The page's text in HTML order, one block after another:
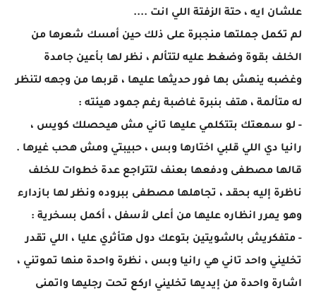
علشان ايه ، حتة الزفتة اللي انت ....
لم تكمل جملتها منجبرة على ذلك حين أمسك شعرها من
الخلف بقوة وضغط عليه لتتألم ، نظر لها بأعين جامدة
وغضبه ينهش بها فور حديثها عليها ، قربها من وجهه لتنظر
له متألمة ، هتف بنبرة غاضبة رغم جمود هيئته :
- لو سمعتك بتتكلمي عليها تاني مش هيحصلك كويس ،
رانيا دي اللي قلبي اختارها وبس ، حبيبتي ومش هحب غيرها .
قالها مصطفى ودفعها بعنف لتتراجع عدة خطوات للخلف
ناظرة إليه بحقد ، تجاهلها مصطفى ببروده ونظر لها بازدارء
وهو يمرر انظاره عليها من أعلى لأسفل ، أكمل بسخرية :
- متفكريش بالشويتين بتوعك دول هتأثري عليا ، اللي تقدر
تخليني واحد تاني هي رانيا وبس ، نظرة واحدة منها تموتني ،
اشارة واحدة من إيديها تخليني اركع تحت رجليها واتمنى